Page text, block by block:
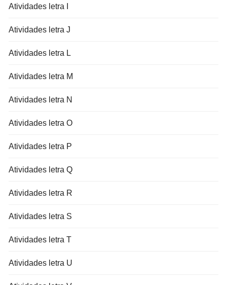
Atividades letra I
Atividades letra J
Atividades letra L
Atividades letra M
Atividades letra N
Atividades letra O
Atividades letra P
Atividades letra Q
Atividades letra R
Atividades letra S
Atividades letra T
Atividades letra U